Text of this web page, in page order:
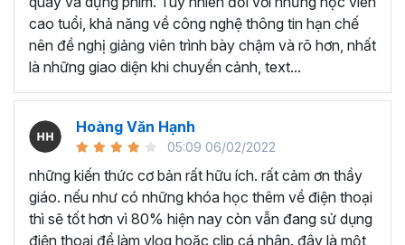
cao tuổi, khả năng về công nghệ thông tin hạn chế
nên đề nghị giảng viên trình bày chậm và rõ hơn, nhất
là những giao diện khi chuyển cảnh, text...
Hoàng Văn Hạnh
05:09 06/02/2022
những kiến thức cơ bản rất hữu ích. rất cảm ơn thầy
giáo. nếu như có những khóa học thêm về điện thoại
thì sẽ tốt hơn vì 80% hiện nay còn vẫn đang sử dụng
điện thoại để làm vlog hoặc clip cá nhân. đây là một